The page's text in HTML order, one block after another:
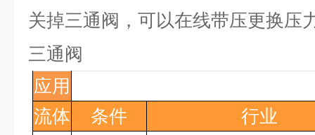
关掉三通阀，可以在线带压更换压
三通阀
应用
流体
条件 行业